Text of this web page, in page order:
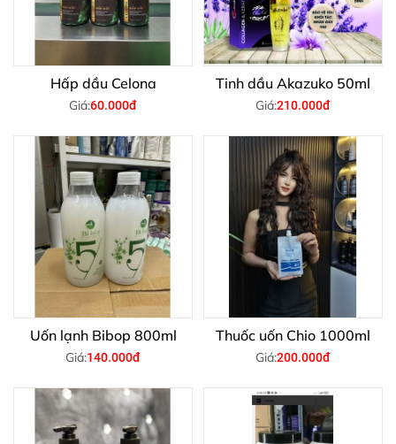
Hấp dầu Celona
Giá:60.000đ
Tinh dầu Akazuko 50ml
Giá:210.000đ
Uốn lạnh Bibop 800ml
Giá:140.000đ
Thuốc uốn Chio 1000ml
Giá:200.000đ